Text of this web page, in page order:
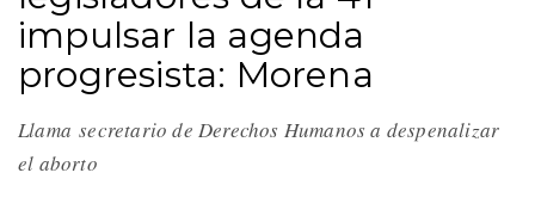
impulsar la agenda
progresista: Morena
Llama secretario de Derechos Humanos a despenalizar
el aborto